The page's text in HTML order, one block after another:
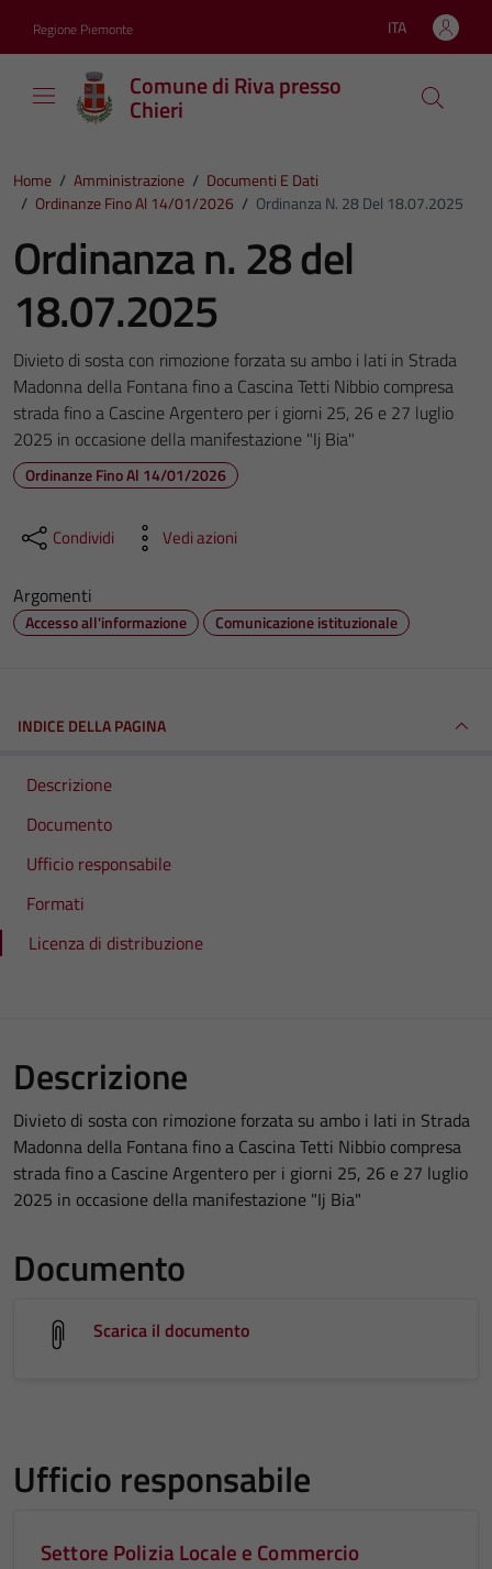
Regione Piemonte Lingua attiva:
ITA
Comune di Riva presso
Chieri
Home / Amministrazione / Documenti E Dati
/ Ordinanze Fino Al 14/01/2026 / Ordinanza N. 28 Del 18.07.2025
Ordinanza n. 28 del
18.07.2025
Divieto di sosta con rimozione forzata su ambo i lati in Strada
Madonna della Fontana fino a Cascina Tetti Nibbio compresa
strada fino a Cascine Argentero per i giorni 25, 26 e 27 luglio
2025 in occasione della manifestazione "Ij Bia"
Ordinanze Fino Al 14/01/2026
Condividi Vedi azioni
Argomenti
Accesso all'informazione Comunicazione istituzionale
INDICE DELLA PAGINA
Descrizione
Documento
Ufficio responsabile
Formati
Licenza di distribuzione
Descrizione
Divieto di sosta con rimozione forzata su ambo i lati in Strada
Madonna della Fontana fino a Cascina Tetti Nibbio compresa
strada fino a Cascine Argentero per i giorni 25, 26 e 27 luglio
2025 in occasione della manifestazione "Ij Bia"
Documento
Scarica il documento
Ufficio responsabile
Settore Polizia Locale e Commercio